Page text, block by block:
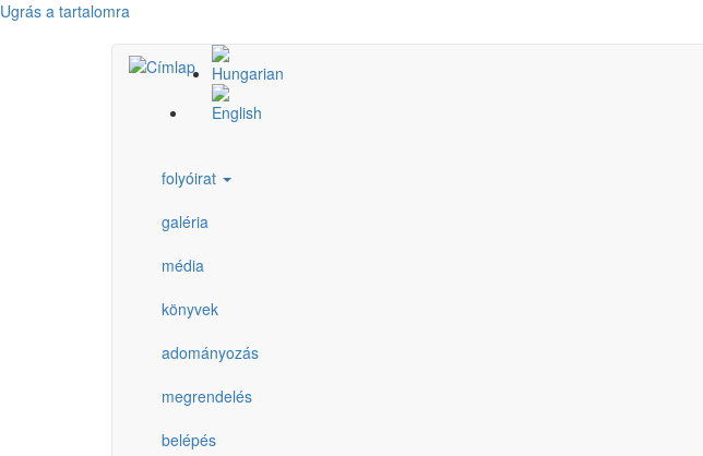
Ugrás a tartalomra
folyóirat
galéria
média
könyvek
adományozás
megrendelés
belépés